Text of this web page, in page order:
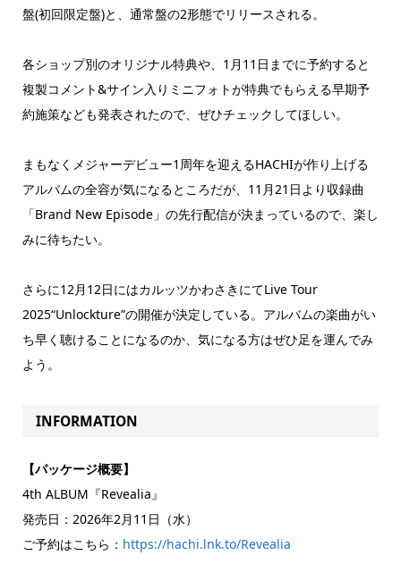
盤(初回限定盤)と、通常盤の2形態でリリースされる。
各ショップ別のオリジナル特典や、1月11日までに予約すると
複製コメント&サイン入りミニフォトが特典でもらえる早期予
約施策なども発表されたので、ぜひチェックしてほしい。
まもなくメジャーデビュー1周年を迎えるHACHIが作り上げる
アルバムの全容が気になるところだが、11月21日より収録曲
「Brand New Episode」の先行配信が決まっているので、楽し
みに待ちたい。
さらに12月12日にはカルッツかわさきにてLive Tour
2025“Unlockture”の開催が決定している。アルバムの楽曲がい
ち早く聴けることになるのか、気になる方はぜひ足を運んでみ
よう。
INFORMATION
【パッケージ概要】
4th ALBUM『Revealia』
発売日：2026年2月11日（水）
ご予約はこちら： https://hachi.lnk.to/Revealia